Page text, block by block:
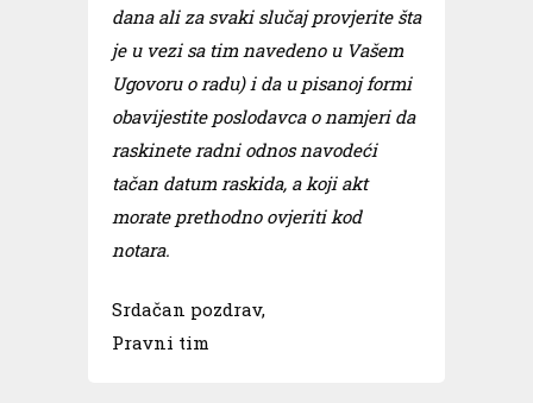
dana ali za svaki slučaj provjerite šta
je u vezi sa tim navedeno u Vašem
Ugovoru o radu) i da u pisanoj formi
obavijestite poslodavca o namjeri da
raskinete radni odnos navodeći
tačan datum raskida, a koji akt
morate prethodno ovjeriti kod
notara.
Srdačan pozdrav,
Pravni tim